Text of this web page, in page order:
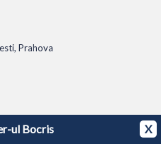
ul Bocris
X
Prahova